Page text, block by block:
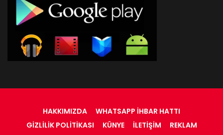
HAKKIMIZDA
WHATSAPP İHBAR HATTI
GIZLILIK POLITIKASI
KÜNYE İLETIŞIM
REKLAM